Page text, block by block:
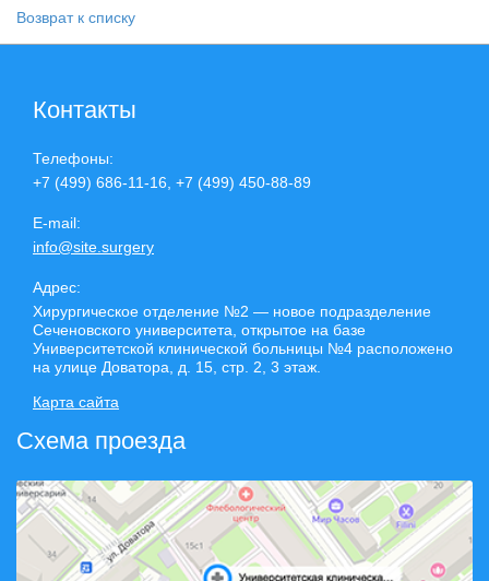
Возврат к списку
Контакты
Телефоны:
+7 (499) 686-11-16, +7 (499) 450-88-89
E-mail:
info@site.surgery
Адрес:
Хирургическое отделение №2 — новое подразделение
Сеченовского университета, открытое на базе
Университетской клинической больницы №4 расположено
на улице Доватора, д. 15, стр. 2, 3 этаж.
Карта сайта
Схема проезда